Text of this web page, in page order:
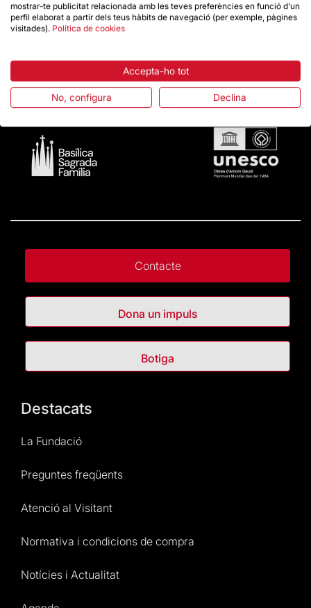
Durant tot el 2024 es continuarà convidant a tothom a
visitar la Basílica de la Sagrada Família i a participar en
una àmplia programació d’activitats culturals, socials i
Contacte
Dona un impuls
Botiga
Destacats
La Fundació
Preguntes freqüents
Atenció al Visitant
Normativa i condicions de compra
Notícies i Actualitat
mostrar-te publicitat relacionada amb les teves preferències en funció d'un
perfil elaborat a partir dels teus hàbits de navegació (per exemple, pàgines
visitades). Política de cookies
Accepta-ho tot
No, configura Declina